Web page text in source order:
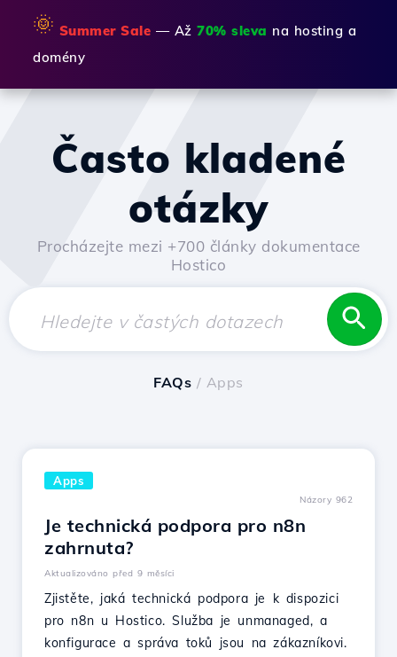
🌞 Summer Sale — Až 70% sleva na hosting a
domény
Často kladené
otázky
Procházejte mezi +700 články dokumentace
Hostico
FAQs / Apps
Apps
Názory 962
Je technická podpora pro n8n
zahrnuta?
Aktualizováno před 9 měsíci
Zjistěte, jaká technická podpora je k dispozici
pro n8n u Hostico. Služba je unmanaged, a
konfigurace a správa toků jsou na zákazníkovi.